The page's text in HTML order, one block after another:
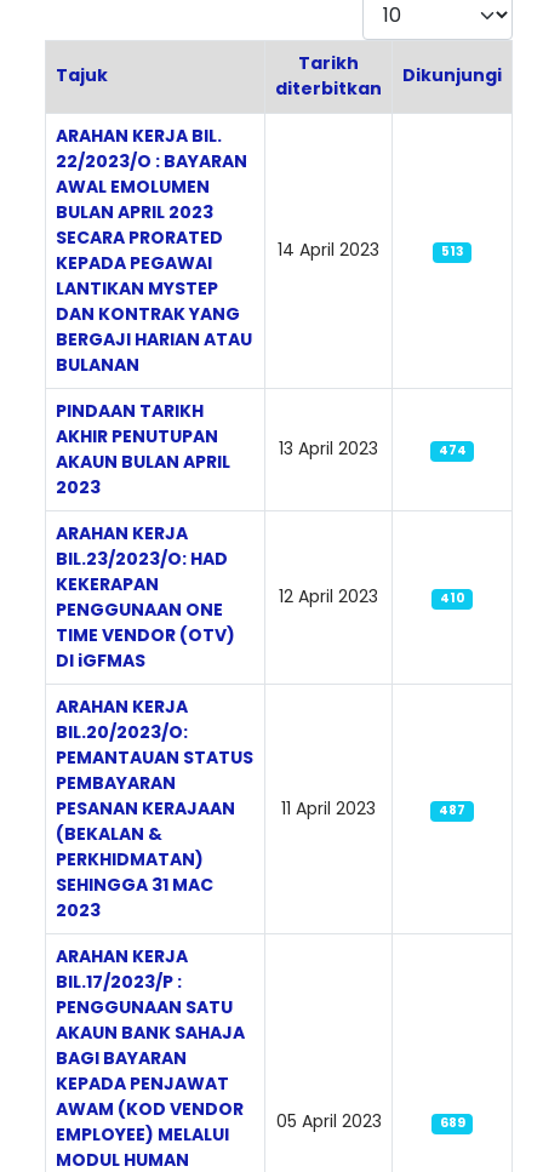
Articles
Tajuk
Tarikh
diterbitkan
Dikunjungi
ARAHAN KERJA BIL.
22/2023/O : BAYARAN
AWAL EMOLUMEN
BULAN APRIL 2023
SECARA PRORATED
KEPADA PEGAWAI
LANTIKAN MYSTEP
DAN KONTRAK YANG
BERGAJI HARIAN ATAU
BULANAN
14 April 2023 513
PINDAAN TARIKH
AKHIR PENUTUPAN
AKAUN BULAN APRIL
2023
13 April 2023 474
ARAHAN KERJA
BIL.23/2023/O: HAD
KEKERAPAN
PENGGUNAAN ONE
TIME VENDOR (OTV)
DI iGFMAS
12 April 2023 410
ARAHAN KERJA
BIL.20/2023/O:
PEMANTAUAN STATUS
PEMBAYARAN
PESANAN KERAJAAN
(BEKALAN &
PERKHIDMATAN)
SEHINGGA 31 MAC
2023
11 April 2023 487
ARAHAN KERJA
BIL.17/2023/P :
PENGGUNAAN SATU
AKAUN BANK SAHAJA
BAGI BAYARAN
KEPADA PENJAWAT
AWAM (KOD VENDOR
EMPLOYEE) MELALUI
MODUL HUMAN
05 April 2023 689